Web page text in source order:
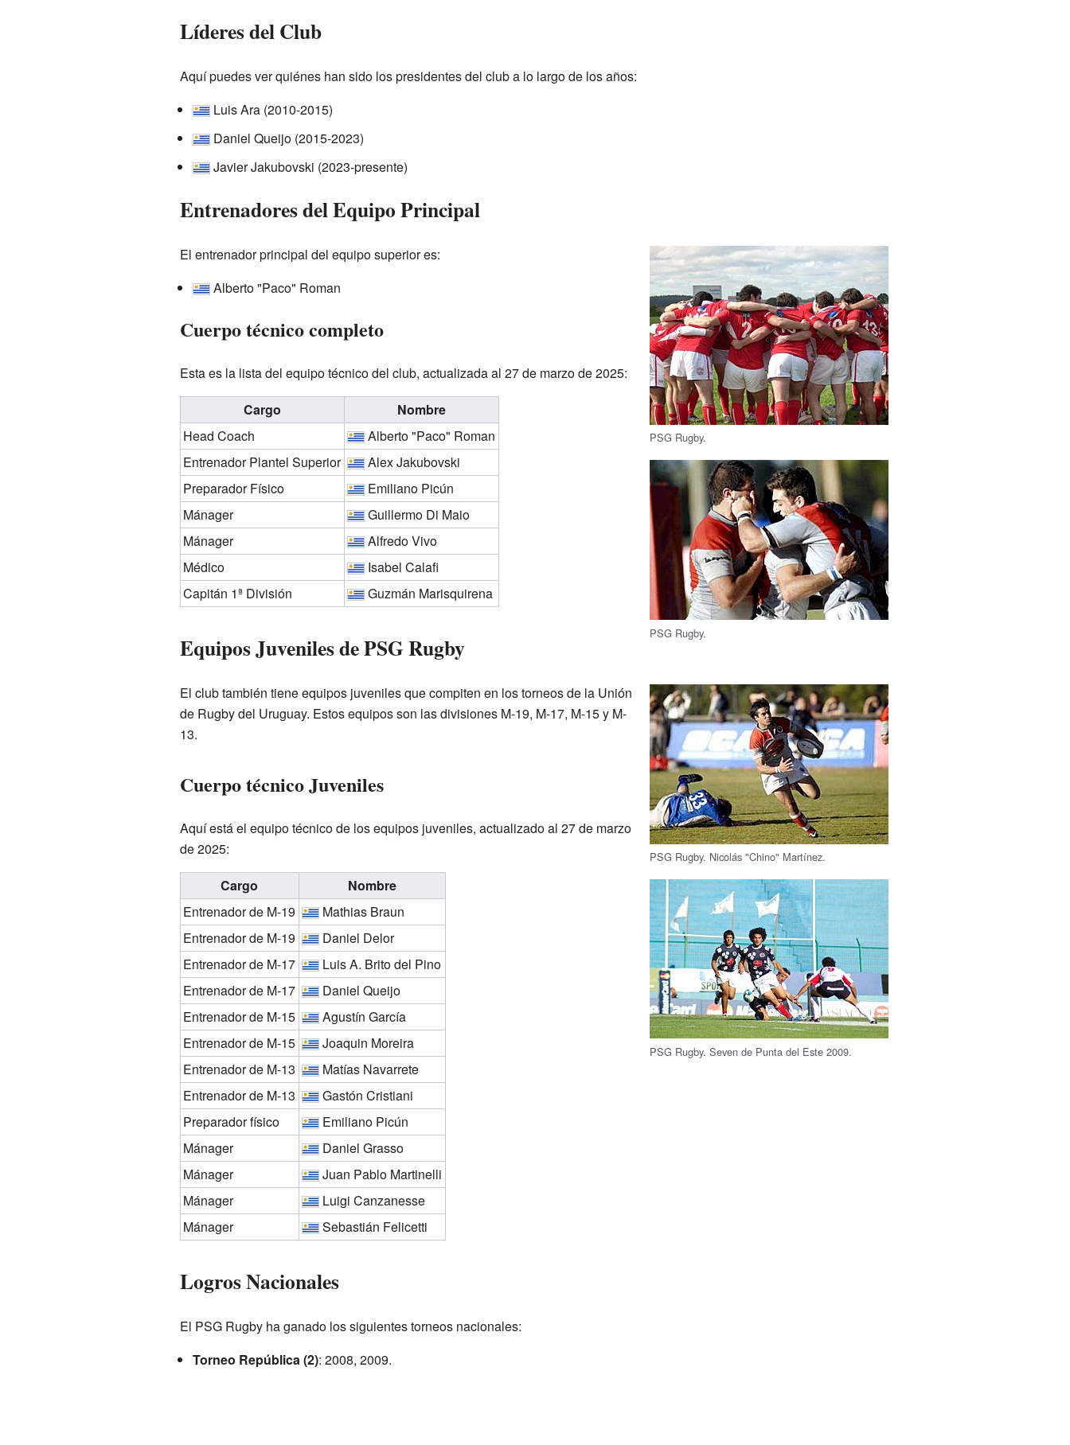
Líderes del Club
Aquí puedes ver quiénes han sido los presidentes del club a lo largo de los años:
Luis Ara (2010-2015)
Daniel Queijo (2015-2023)
Javier Jakubovski (2023-presente)
Entrenadores del Equipo Principal
PSG Rugby.
PSG Rugby.
El entrenador principal del equipo superior es:
Alberto "Paco" Roman
Cuerpo técnico completo
Esta es la lista del equipo técnico del club, actualizada al 27 de marzo de 2025:
Cargo
Nombre
Head Coach
Alberto "Paco" Roman
Entrenador Plantel Superior
Alex Jakubovski
Preparador Físico
Emiliano Picún
Mánager
Guillermo Di Maio
Mánager
Alfredo Vivo
Médico
Isabel Calafi
Capitán 1ª División
Guzmán Marisquirena
Equipos Juveniles de PSG Rugby
PSG Rugby. Nicolás "Chino" Martínez.
PSG Rugby. Seven de Punta del Este 2009.
El club también tiene equipos juveniles que compiten en los torneos de la Unión
de Rugby del Uruguay. Estos equipos son las divisiones M-19, M-17, M-15 y M-
13.
Cuerpo técnico Juveniles
Aquí está el equipo técnico de los equipos juveniles, actualizado al 27 de marzo
de 2025:
Cargo
Nombre
Entrenador de M-19
Mathias Braun
Entrenador de M-19
Daniel Delor
Entrenador de M-17
Luis A. Brito del Pino
Entrenador de M-17
Daniel Queijo
Entrenador de M-15
Agustín García
Entrenador de M-15
Joaquin Moreira
Entrenador de M-13
Matías Navarrete
Entrenador de M-13
Gastón Cristiani
Preparador físico
Emiliano Picún
Mánager
Daniel Grasso
Mánager
Juan Pablo Martinelli
Mánager
Luigi Canzanesse
Mánager
Sebastián Felicetti
Logros Nacionales
El PSG Rugby ha ganado los siguientes torneos nacionales:
Torneo República (2): 2008, 2009.